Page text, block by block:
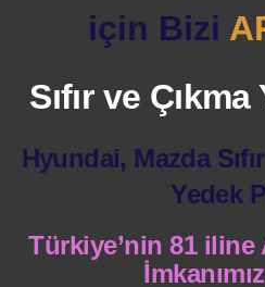
için Bizi
Sıfır ve
Hyundai, Mazda
Yedek
Türkiye’nin 81 iline